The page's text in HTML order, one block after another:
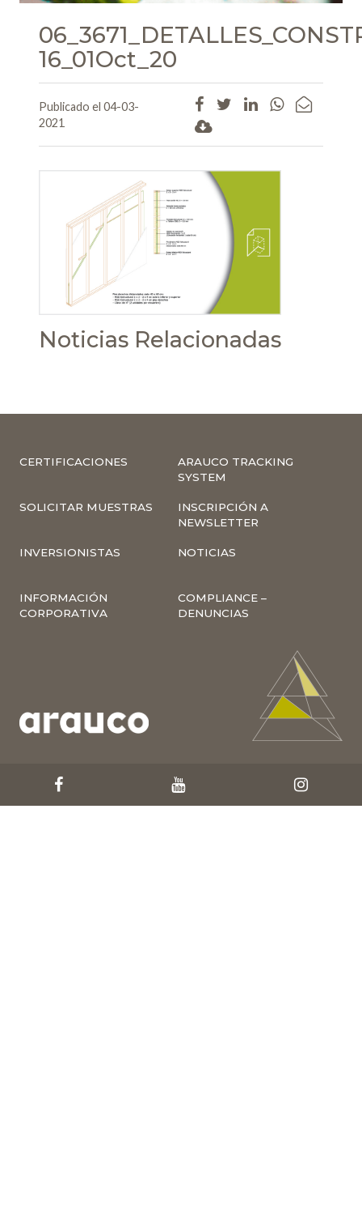
16_01Oct_20
Publicado el 04-03-
2021
Noticias Relacionadas
CERTIFICACIONES
ARAUCO TRACKING
SYSTEM
SOLICITAR MUESTRAS
INSCRIPCIÓN A
NEWSLETTER
INVERSIONISTAS NOTICIAS
INFORMACIÓN
CORPORATIVA
COMPLIANCE –
DENUNCIAS